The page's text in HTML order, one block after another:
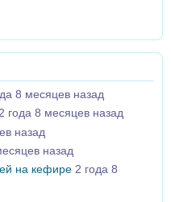
8 месяцев назад
года 8 месяцев назад
назад
назад
на кефире 2 года 8